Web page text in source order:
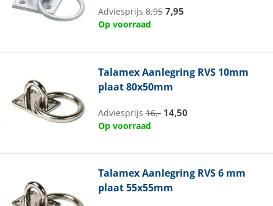
Adviesprijs8,95 7,95
Op voorraad
TalamexAanlegring RVS 10mm
plaat 80x50mm
Adviesprijs16,- 14,50
Op voorraad
TalamexAanlegring RVS 6 mm
plaat 55x55mm